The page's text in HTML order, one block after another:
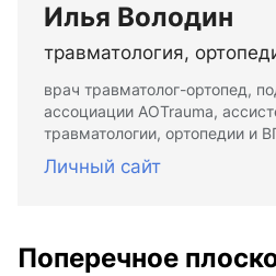
Илья Володин
травматология,
врач травматолог-ортопед,
ассоциации АОTrauma,
травматологии, ортопедии и
Личный сайт
Поперечное